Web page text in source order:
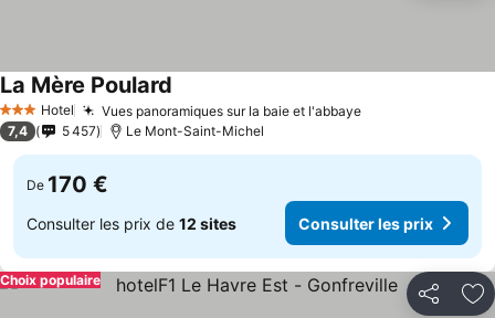
3 ÉtoilesHotel Vues panoramiques sur la baie et l'abbaye
La Mère Poulard
7,4 5 457 Le Mont-Saint-Michel
De 170 €
Consulter les prix de 12 sites Consulter les prix
Partager
Choix populaire